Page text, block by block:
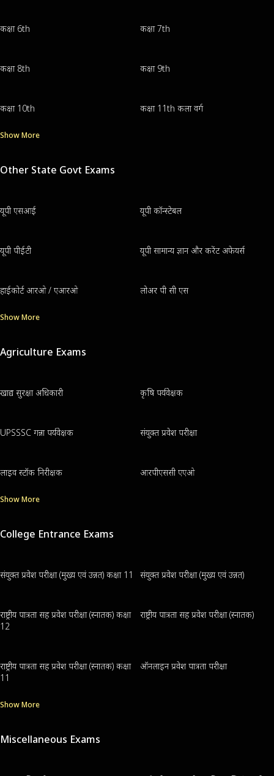
कक्षा 6th कक्षा 7th
कक्षा 8th कक्षा 9th
कक्षा 10th कक्षा 11th कला वर्ग
Show More
Other State Govt Exams
यूपी एसआई यूपी कॉन्स्टेबल
यूपी पीईटी यूपी सामान्य ज्ञान और करेंट अफेयर्स
हाईकोर्ट आरओ / एआरओ लोअर पी सी एस
Show More
Agriculture Exams
खाद्य सुरक्षा अधिकारी कृषि पर्यवेक्षक
UPSSSC गन्ना पर्यवेक्षक संयुक्त प्रवेश परीक्षा
लाइव स्टॉक निरीक्षक आरपीएससी एएओ
Show More
College Entrance Exams
संयुक्त प्रवेश परीक्षा (मुख्य एवं उन्नत) कक्षा 11 संयुक्त प्रवेश परीक्षा (मुख्य एवं उन्नत)
राष्ट्रीय पात्रता सह प्रवेश परीक्षा (स्नातक) कक्षा
12
राष्ट्रीय पात्रता सह प्रवेश परीक्षा (स्नातक)
राष्ट्रीय पात्रता सह प्रवेश परीक्षा (स्नातक) कक्षा
11
ऑनलाइन प्रवेश पात्रता परीक्षा
Show More
Miscellaneous Exams